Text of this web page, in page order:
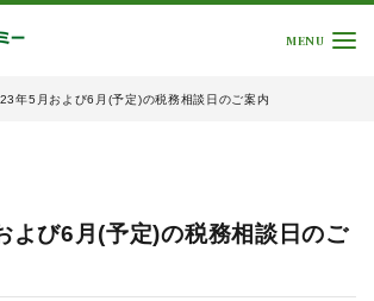
MENU
年5月および6月(予定)の税務相談日のご案内
よび6月(予定)の税務相談日のご